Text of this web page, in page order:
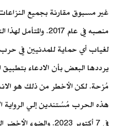
غير مسبوق مقارنة بجميع
منصبه في عام 2017.
لغياب أي حماية للمدنيين في
يرددها البعض بأن الادعاء
مُزحة. لكن الأخطر من ذلك هو
هذه الحرب مُسُتندين إلي الرواية
في 7 أكتوبر 2023.